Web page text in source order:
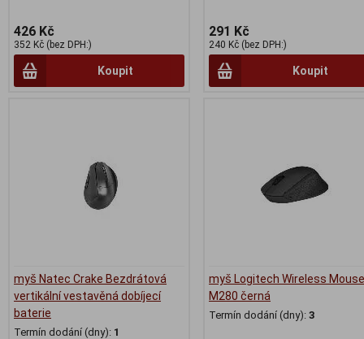
426 Kč
352 Kč (bez DPH:)
Koupit
291 Kč
240 Kč (bez DPH:)
Koupit
myš Natec Crake Bezdrátová
vertikální vestavěná dobíjecí
baterie
Termín dodání (dny): 1
myš Logitech Wireless Mouse
M280 černá
Termín dodání (dny): 3